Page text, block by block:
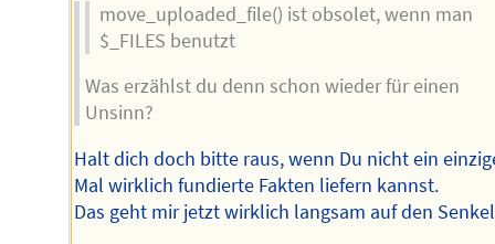
move_uploaded_file() ist obsolet, wenn man
$_FILES benutzt
Was erzählst du denn schon wieder für einen
Unsinn?
Halt dich doch bitte raus, wenn Du nicht ein
Mal wirklich fundierte Fakten liefern kannst.
Das geht mir jetzt wirklich langsam auf den